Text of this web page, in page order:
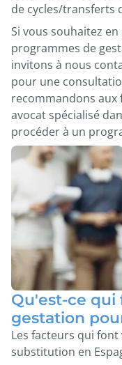
de cycles/transferts
Si vous souhaitez
programmes de
invitons à nous
pour une
recommandons
avocat spécialisé
procéder à un
Qu'est-ce qui
gestation
Les facteurs qui
substitution en